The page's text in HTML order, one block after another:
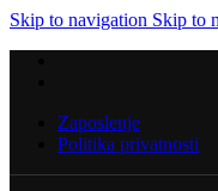
Skip to navigation Skip to
Zaposlenje
Politika privatnosti